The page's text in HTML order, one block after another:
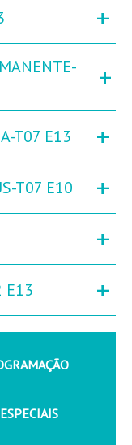
+
+
T07 E13 +
T07 E10 +
+
E13 +
ESPECIAIS